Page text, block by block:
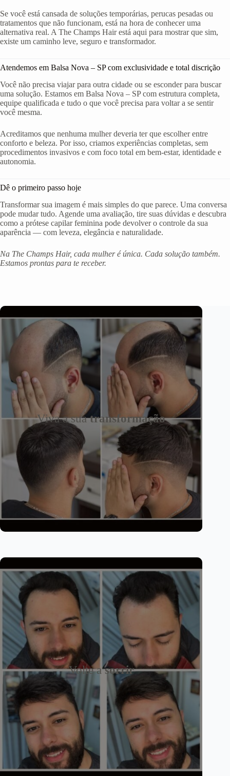
Se você está cansada de soluções temporárias, perucas pesadas ou
tratamentos que não funcionam, está na hora de conhecer uma
alternativa real. A The Champs Hair está aqui para mostrar que sim,
existe um caminho leve, seguro e transformador.
Atendemos em Balsa Nova – SP com exclusividade e total discrição
Você não precisa viajar para outra cidade ou se esconder para buscar
uma solução. Estamos em Balsa Nova – SP com estrutura completa,
equipe qualificada e tudo o que você precisa para voltar a se sentir
você mesma.
Acreditamos que nenhuma mulher deveria ter que escolher entre
conforto e beleza. Por isso, criamos experiências completas, sem
procedimentos invasivos e com foco total em bem-estar, identidade e
autonomia.
Dê o primeiro passo hoje
Transformar sua imagem é mais simples do que parece. Uma conversa
pode mudar tudo. Agende uma avaliação, tire suas dúvidas e descubra
como a prótese capilar feminina pode devolver o controle da sua
aparência — com leveza, elegância e naturalidade.
Na The Champs Hair, cada mulher é única. Cada solução também.
Estamos prontas para te receber.
Viva a suatransformação
Volte asorrir